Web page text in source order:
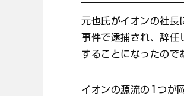
元也氏がイオンの社
事件で逮捕され、辞任
することになったので
イオンの源流の1つが